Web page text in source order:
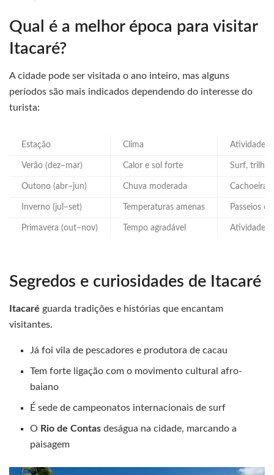
Qual é a melhor época para visitar
Itacaré?
A cidade pode ser visitada o ano inteiro, mas alguns
períodos são mais indicados dependendo do interesse do
turista:
Estação Clima Atividades
Verão (dez–mar) Calor e sol forte Surf,
Outono (abr–jun) Chuva moderada
Inverno (jul–set) Temperaturas amenas Passeios
Primavera (out–nov) Tempo agradável Atividades
Segredos e curiosidades de Itacaré
Itacaré guarda tradições e histórias que encantam
visitantes.
Já foi vila de pescadores e produtora de cacau
Tem forte ligação com o movimento cultural afro-
baiano
É sede de campeonatos internacionais de surf
O Rio de Contas deságua na cidade, marcando a
paisagem